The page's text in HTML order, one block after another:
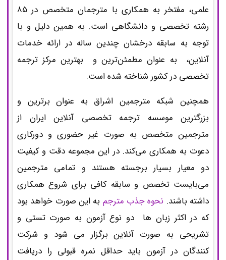
علمی، مفتخر به همکاری با مترجمان متخصص در 85
رشته تخصصی و دانشگاهی است. به همین دلیل و با
توجه به سابقه درخشان چندین ساله در ارائه خدمات
آنلاین، به عنوان مطمئن‌ترین و بهترین مرکز ترجمه
تخصصی در کشور شناخته شده است.
همچنین شبکه مترجمین اشراق به عنوان برترین و
بزرگترین موسسه ترجمه تخصصی آنلاین ایران از
مترجمین متخصص به صورت غیر حضوری و دورکاری
دعوت به همکاری می‌کند. در این مجموعه دقت و کیفیت
دو معیار بسیار برجسته هستند و تمامی مترجمین
می‌بایست تخصص و سابقه کافی برای شروع همکاری
داشته باشند. نحوه جذب مترجم به این صورت خواهد بود
که در اکثر زبان ها دو نوع آزمون به صورت تستی و
تشریحی به صورت آنلاین برگزار می شود و شرکت
کنندگان در آزمون باید حداقل نمره قبولی را دریافت